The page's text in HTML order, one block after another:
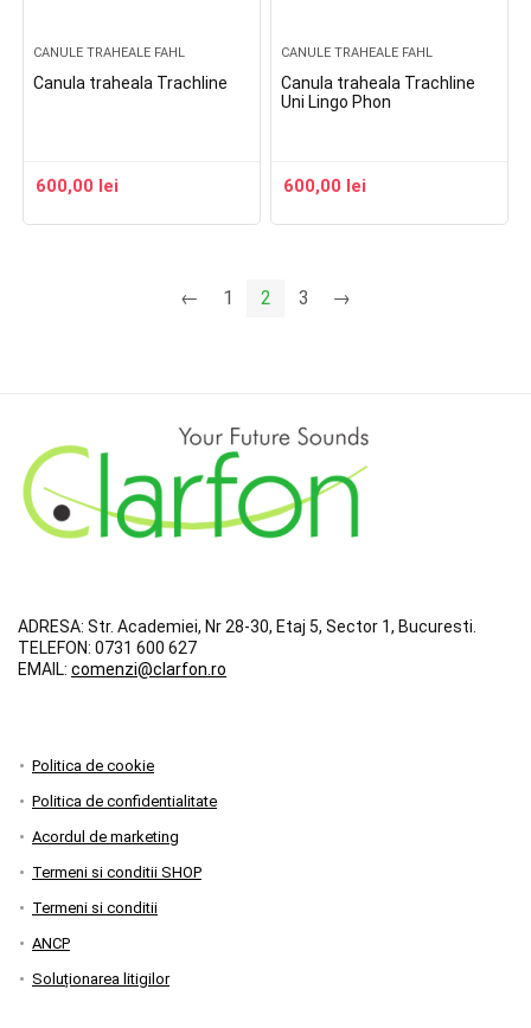
CANULE TRAHEALE FAHL
Canula traheala Trachline
600,00 lei
CANULE TRAHEALE FAHL
Canula traheala Trachline
Uni Lingo Phon
600,00 lei
← 1 2 3 →
ADRESA: Str. Academiei, Nr 28-30, Etaj 5, Sector 1, Bucuresti.
TELEFON: 0731 600 627
EMAIL: comenzi@clarfon.ro
Politica de cookie
Politica de confidentialitate
Acordul de marketing
Termeni si conditii SHOP
Termeni si conditii
ANCP
Soluționarea litigilor